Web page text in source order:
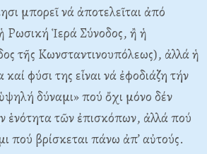
μπορεῖ νά ἀποτελεῖται ἀπό
Ρωσική Ἱερά Σύνοδος, ἢ ἡ
τῆς Κωνσταντινουπόλεως), ἀλλά ἡ
φύσι της εἶναι νά ἐφοδιάζη τήν
δύναμι» πού ὄχι μόνο δέν
ἑνότητα τῶν ἐπισκόπων, ἀλλά πού
πού βρίσκεται πάνω ἀπ’ αὐτούς.